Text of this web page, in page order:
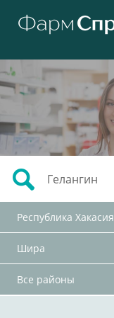
Республика Хакасия
Шира
Все районы